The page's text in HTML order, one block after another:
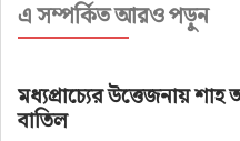
এ সম্পর্কিত আরও পড়ুন
মধ্যপ্রাচ্যের উত্তেজনায়
বাতিল